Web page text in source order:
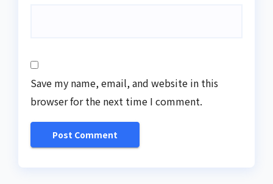
Save my name, email, and website in this
browser for the next time I comment.